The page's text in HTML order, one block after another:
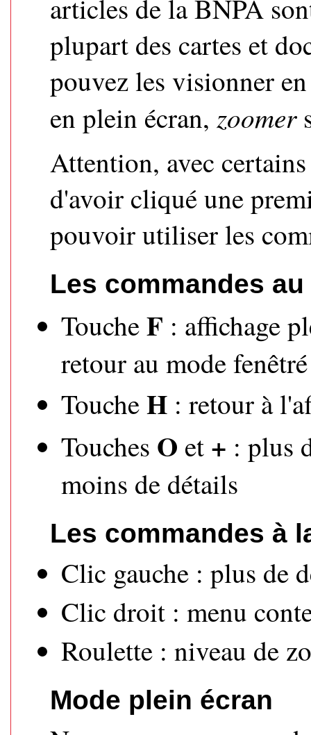
articles de la BNPA
plupart des cartes et
pouvez les visionner
en plein écran, zoomer
Attention, avec
d'avoir cliqué une
pouvoir utiliser les
Les commandes
ToucheF : affichage
retour au mode fenêtré
ToucheH : retour à
Touches O et + : plus
moins de détails
Les commandes à
Clic gauche : plus de
Clic droit : menu
Roulette : niveau de
Mode plein écran